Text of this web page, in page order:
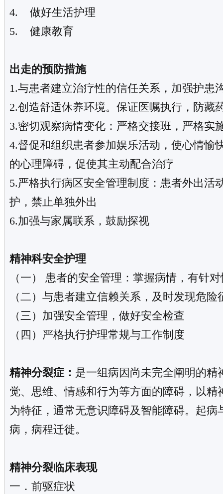
4. 做好生活护理
5. 健康教育
出走的预防措施
1.与患者建立治疗性的信任关系，加强护患
2.创造舒适休养环境。保证医嘱执行，防藏
3.密切观察病情变化：严格交接班，严格实
4.督促和组织患者参加娱乐活动，使心情愉
的心理障碍，促使其主动配合治疗
5.严格执行病区安全管理制度：患者外出活
护，禁止单独外出
6.加强与家属联系，鼓励探视
精神科安全护理
（一） 患者的安全管理：掌握病情，有针
（二）与患者建立信赖关系，及时发现危险
（三）加强安全管理，做好安全检查
（四）严格执行护理常规与工作制度
精神分裂症： 是一组病因尚未完全阐明的精
觉、思维、情感和行为等方面的障碍，以精
为特征，通常无意识障碍及智能障碍。起病
病，病程迁徙。
精神分裂临床表现
一．前驱症状